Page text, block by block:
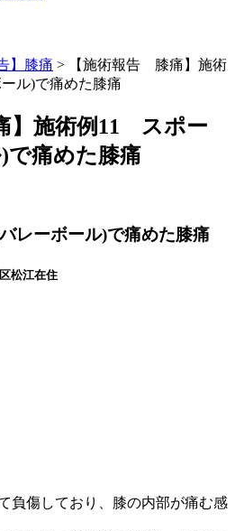
】膝痛 >
【施術報告 膝痛】施術
ル)で痛めた膝痛
】施術例11 スポー
で痛めた膝痛
レーボール)で痛めた膝痛
江在住
負傷しており、膝の内部が痛む感